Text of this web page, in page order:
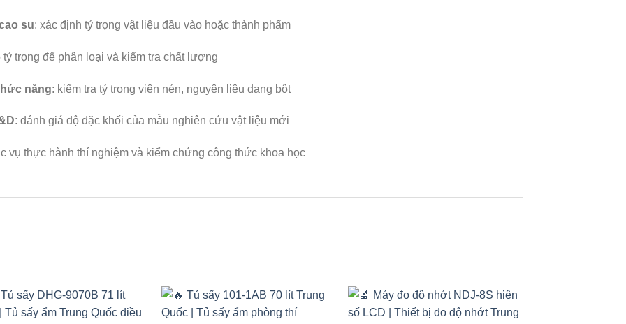
su: xác định tỷ trọng vật liệu đầu vào hoặc thành phẩm
tỷ trọng để phân loại và kiểm tra chất lượng
năng: kiểm tra tỷ trọng viên nén, nguyên liệu dạng bột
: đánh giá độ đặc khối của mẫu nghiên cứu vật liệu mới
vụ thực hành thí nghiệm và kiểm chứng công thức khoa học